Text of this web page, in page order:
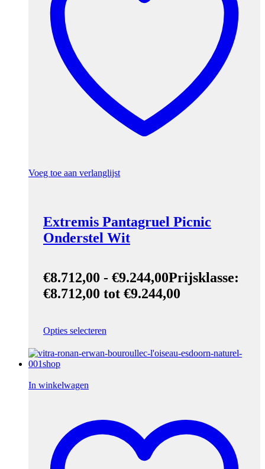
Voeg toe aan verlanglijst
Extremis Pantagruel Picnic
Onderstel Wit
€8.712,00 - €9.244,00Prijsklasse:
€8.712,00 tot €9.244,00
Opties selecteren
In winkelwagen